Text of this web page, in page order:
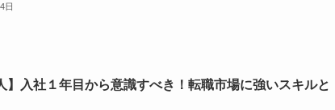
日
】入社１年目から意識すべき！転職市場に強いスキルと